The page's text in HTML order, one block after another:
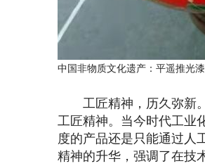
中国非物质文化遗产： 平遥推光漆
工匠精神，历久弥新。
工匠精神。当今时代工业
度的产品还是只能通过人
精神的升华，强调了在技